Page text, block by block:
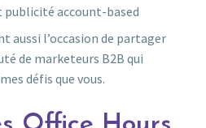
account-based
aussi l’occasion de partager
de marketeurs B2B qui
défis que vous.